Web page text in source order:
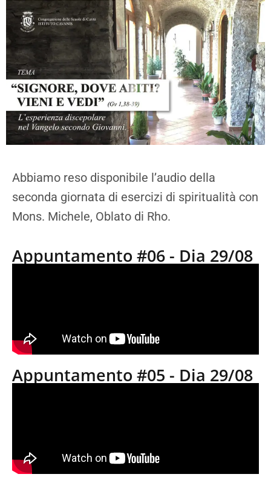
Abbiamo reso disponibile l’audio della
seconda giornata di esercizi di spiritualità con
Mons. Michele, Oblato di Rho.
Appuntamento #06 - Dia 29/08
Appuntamento #05 - Dia 29/08